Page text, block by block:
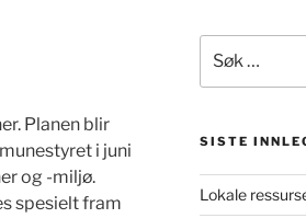
Planen blir
i juni
og -miljø.
spesielt fram
etter:
SISTE
Lokale